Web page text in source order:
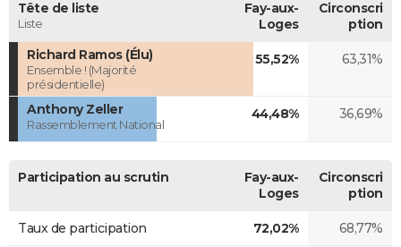
Tête de liste
Liste
Fay-aux-
Loges
Circonscri
ption
Richard Ramos (Élu)
Ensemble ! (Majorité
présidentielle)
55,52% 63,31%
Anthony Zeller
Rassemblement National
44,48% 36,69%
Participation au scrutin
Fay-aux-
Loges
Circonscri
ption
Taux de participation 72,02% 68,77%